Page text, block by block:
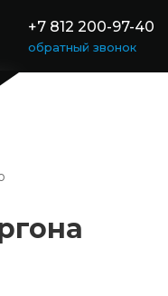
+7 812 200-97-40
обратный звонок